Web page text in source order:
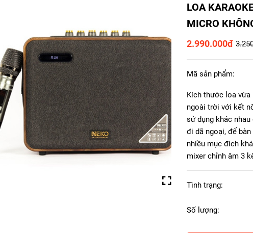
LOA
MICRO
2.990.000đ
Mã sản phẩm:
Kích thước loa vừa
ngoài trời với kết
sử dụng khác
đi dã ngoại, để
nhiều mục đích
mixer chỉnh âm 3
Tình trạng:
Số lượng: